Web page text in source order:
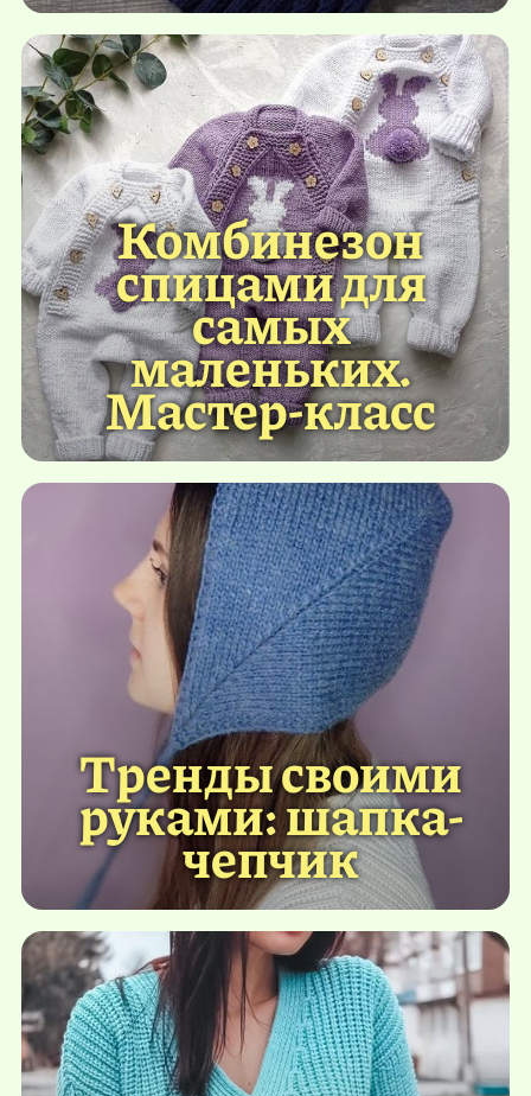
Комбинезон
спицами для
самых
маленьких.
Мастер-класс
Тренды своими
руками: шапка-
чепчик